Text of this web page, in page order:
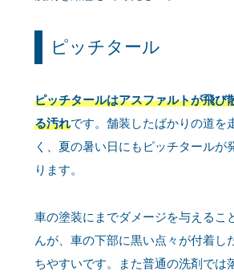
ピッチタール
ピッチタールはアスファルトが飛び
る汚れです。舗装したばかりの道を
く、夏の暑い日にもピッチタールが
ります。
車の塗装にまでダメージを与えるこ
んが、車の下部に黒い点々が付着し
ちやすいです。また普通の洗剤では